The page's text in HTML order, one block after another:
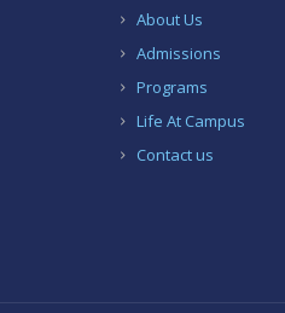
About Us
Admissions
Programs
Life At Campus
Contact us